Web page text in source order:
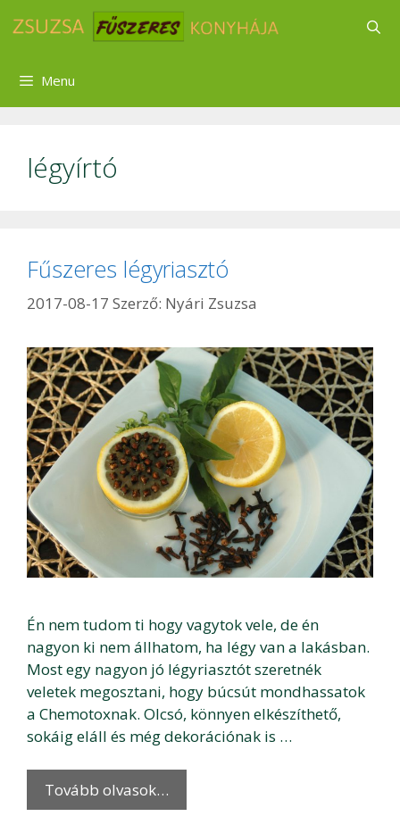
Menu
légyírtó
Fűszeres légyriasztó
2017-08-17 Szerző: Nyári Zsuzsa
Én nem tudom ti hogy vagytok vele, de én
nagyon ki nem állhatom, ha légy van a lakásban.
Most egy nagyon jó légyriasztót szeretnék
veletek megosztani, hogy búcsút mondhassatok
a Chemotoxnak. Olcsó, könnyen elkészíthető,
sokáig eláll és még dekorációnak is …
Tovább olvasok…